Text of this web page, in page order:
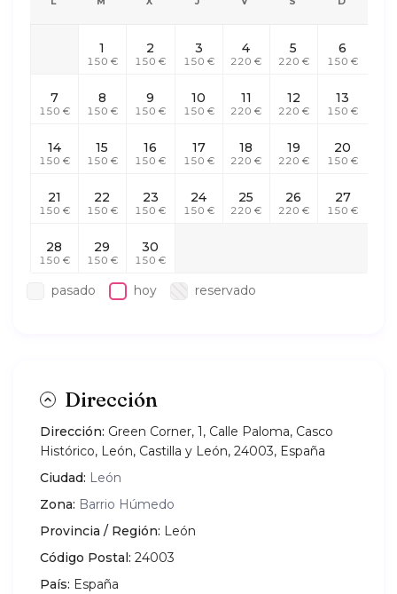
1
150 €
2
150 €
3
150 €
4
220 €
5
220 €
6
150 €
7
150 €
8
150 €
9
150 €
10
150 €
11
220 €
12
220 €
13
150 €
14
150 €
15
150 €
16
150 €
17
150 €
18
220 €
19
220 €
20
150 €
21
150 €
22
150 €
23
150 €
24
150 €
25
220 €
26
220 €
27
150 €
28
150 €
29
150 €
30
150 €
pasado hoy reservado
Dirección
Dirección: Green Corner, 1, Calle Paloma, Casco
Histórico, León, Castilla y León, 24003, España
Ciudad: León
Zona: Barrio Húmedo
Provincia / Región: León
Código Postal: 24003
País: España